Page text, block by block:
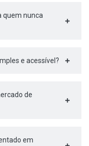
quem nunca
e acessível?
de
em